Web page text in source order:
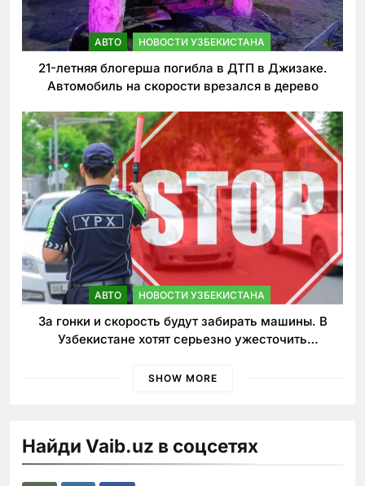
АВТО НОВОСТИ УЗБЕКИСТАНА
21-летняя блогерша погибла в ДТП в Джизаке.
Автомобиль на скорости врезался в дерево
АВТО НОВОСТИ УЗБЕКИСТАНА
За гонки и скорость будут забирать машины. В
Узбекистане хотят серьезно ужесточить
SHOW MORE
Найди Vaib.uz в соцсетях